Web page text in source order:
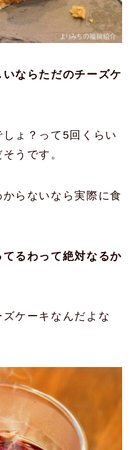
ならただのチーズケ
ょ？って5回くらい
うです。
らないなら実際に食
るわって絶対なるか
ケーキなんだよな